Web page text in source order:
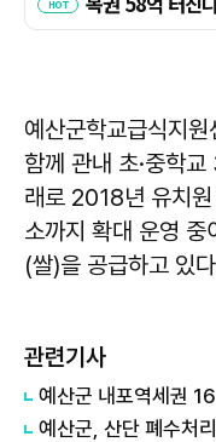
예산군학교급식지
함께 관내 초·중학
래로 2018년 유치
소까지 확대 운영 중
(쌀)을 공급하고 있
관련기사
예산군 내포역세권
예산군, 산단 폐수처